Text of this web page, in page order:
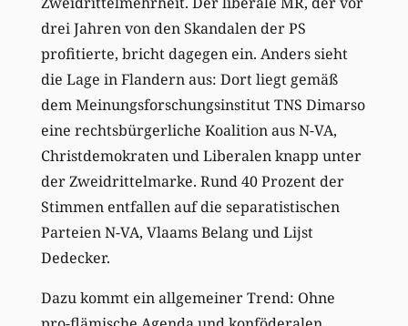
drei Jahren von den Skandalen der PS
profitierte, bricht dagegen ein. Anders sieht
die Lage in Flandern aus: Dort liegt gemäß
dem Meinungsforschungsinstitut TNS Dimarso
eine rechtsbürgerliche Koalition aus N-VA,
Christdemokraten und Liberalen knapp unter
der Zweidrittelmarke. Rund 40 Prozent der
Stimmen entfallen auf die separatistischen
Parteien N-VA, Vlaams Belang und Lijst
Dedecker.
Dazu kommt ein allgemeiner Trend: Ohne